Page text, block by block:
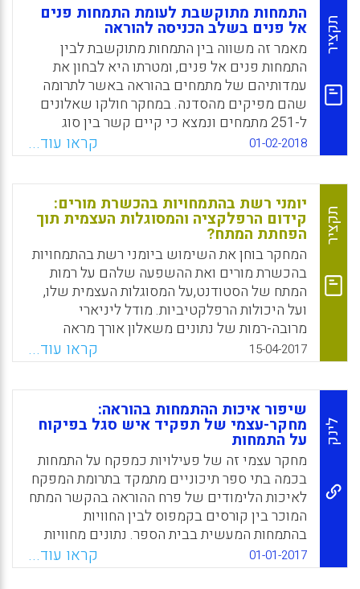
WhatsApp
Facebook
Email
X תקציר
התמחות מתוקשבת לעומת התמחות פנים
אל פנים בשלב הכניסה להוראה
מאמר זה משווה בין התמחות מתוקשבת לבין
התמחות פנים אל פנים, ומטרתו היא לבחון את
עמדותיהם של מתמחים בהוראה באשר לתרומה
שהם מפיקים מהסדנה. במחקר חולקו שאלונים
ל-251 מתמחים ונמצא כי קיים קשר בין סוג
הסדנה לסוג התרומה למתמחים (רגשית, פדגוגית,
פרקטית). כך למשל, המתמחים שהשתתפו בסדנה
המתוקשבת ראו בהקניית הידע הצבור את המטרה
העיקרית של הסדנה ואת תפקידו העיקרי של
המנחה; המתמחים שהשתתפו בסדנה המתנהלת
פנים אל פנים ראו בתמיכה ובהעצמה האישית את
מטרתה העיקרית של הסדנה ואת תפקידו העיקרי
של המנחה (המנחה כמנטור).
WhatsApp
Facebook
Email
X
01-02-2018 קראו עוד...
תקציר
יומני רשת בהתמחויות בהכשרת מורים:
קידום הרפלקציה והמסוגלות העצמית תוך
הפחתת המתח?
המחקר בוחן את השימוש ביומני רשת בהתמחויות
בהכשרת מורים ואת ההשפעה שלהם על רמות
המתח של הסטודנט,על המסוגלות העצמית שלו,
ועל היכולות הרפלקטיביות. מודל ליניארי
מרובה-רמות של נתונים משאלון אורך מראה
שהסטודנטים שביצעו משימות כתיבה של יומן
רשת ממוקד-בעיות מראים התפתחות חזקה יותר
של מסוגלות עצמית במהלך ההתמחות מאשר
הקבוצות האחרות, בייחוד כאשר התפתחות זו
משולבת במשוב מצד עמיתים לגבי העלאת
פוסטים ביומן הרשת (בלוג). הקבוצות אינן שונות
ברמות המתח וביכולת לבצע רפלקציה (Petko,
Dominik; Egger, Nives; Cantieni, Andrea,
2017).
WhatsApp
Facebook
Email
X
15-04-2017 קראו עוד...
לינק
שיפור איכות ההתמחות בהוראה:
מחקר-עצמי של תפקיד איש סגל בפיקוח
על התמחות
מחקר עצמי זה של פעילויות כמפקח על התמחות
בכמה בתי ספר תיכוניים מתמקד בתרומת המפקח
לאיכות הלימודים של פרח ההוראה בהקשר המתח
המוכר בין קורסים בקמפוס לבין החוויות
בהתמחות המעשית בבית הספר. נתונים מחוויות
פיקוח פורמליות ובלתי פורמליות נלקחו
מרישומים שנערכו בכיתה עם פרחי הוראה שתחת
01-01-2017 קראו עוד...